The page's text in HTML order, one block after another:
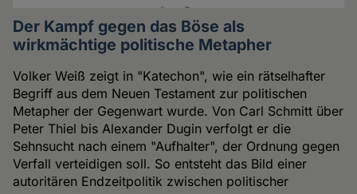
Der Kampf gegen das Böse als
wirkmächtige politische Metapher
Volker Weiß zeigt in "Katechon", wie ein rätselhafter
Begriff aus dem Neuen Testament zur politischen
Metapher der Gegenwart wurde. Von Carl Schmitt über
Peter Thiel bis Alexander Dugin verfolgt er die
Sehnsucht nach einem "Aufhalter", der Ordnung gegen
Verfall verteidigen soll. So entsteht das Bild einer
autoritären Endzeitpolitik zwischen politischer